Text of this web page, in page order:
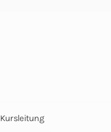
Kursleitung